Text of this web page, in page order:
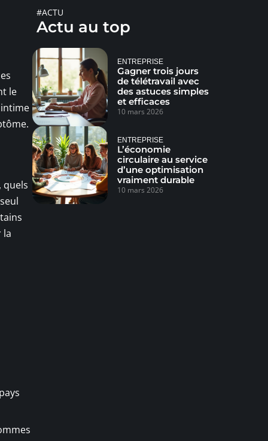
le
quels
la
#ACTU
Actu au top
ENTREPRISE
Gagner trois jours
de télétravail avec
des astuces simples
et efficaces
10 mars 2026
ENTREPRISE
L’économie
circulaire au service
d’une optimisation
vraiment durable
10 mars 2026